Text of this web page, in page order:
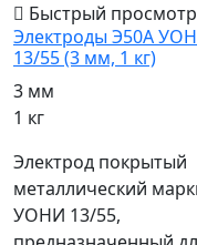
Быстрый просмотр
Электроды Э50А
13/55 (3 мм, 1 кг)
3 мм
1 кг
Электрод покрытый
металлический
УОНИ 13/55,